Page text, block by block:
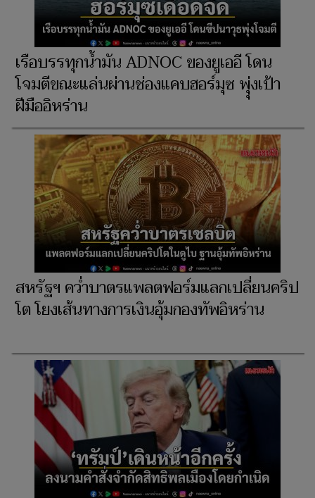
เรือบรรทุกน้ำมัน ADNOC ของยูเออี โดน
โจมตีขณะแล่นผ่านช่องแคบฮอร์มุซ พุุ่งเป้า
ฝีมืออิหร่าน
สหรัฐฯ คว่ำบาตรแพลตฟอร์มแลกเปลี่ยนคริป
โต โยงเส้นทางการเงินอุ้มกองทัพอิหร่าน